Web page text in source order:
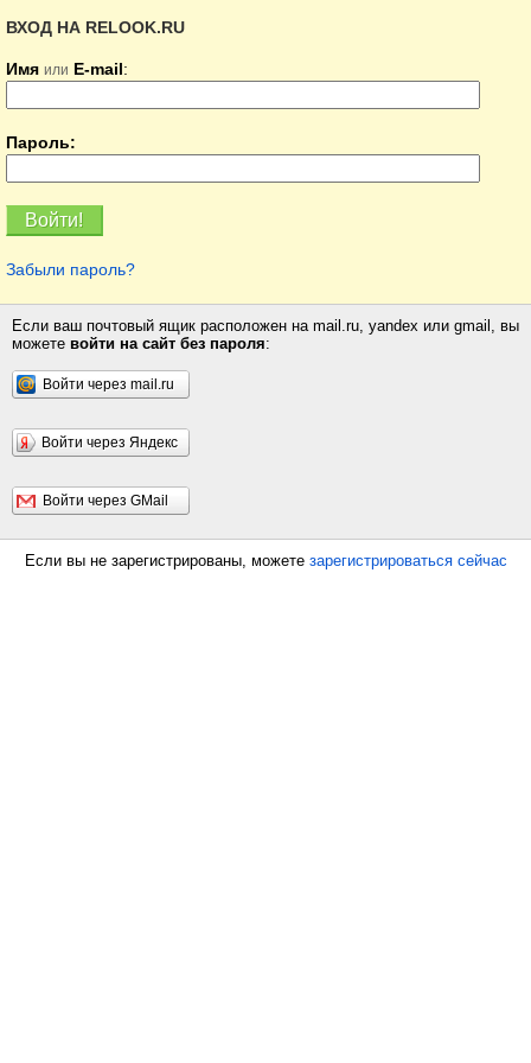
ВХОД НА RELOOK.RU
Имя или E-mail:
Пароль:
Забыли пароль?
Если ваш почтовый ящик расположен на mail.ru, yandex или gmail, вы
можете войти на сайт без пароля:
Войти через mail.ru
Войти через Яндекс
Войти через GMail
Если вы не зарегистрированы, можете зарегистрироваться сейчас